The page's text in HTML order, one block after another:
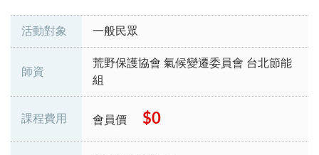
活動對象 一般民眾
師資
荒野保護協會 氣候變遷委員會 台北節能
組
課程費用 會員價 $0